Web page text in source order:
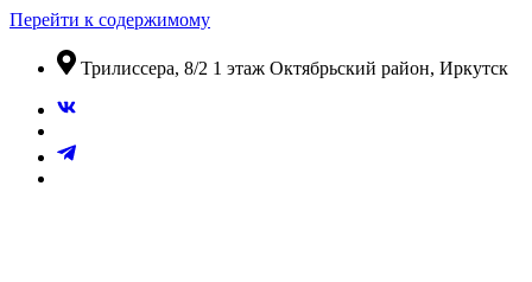
Перейти к содержимому
​Трилиссера, 8/2​ 1 этаж​ Октябрьский район, Иркутск